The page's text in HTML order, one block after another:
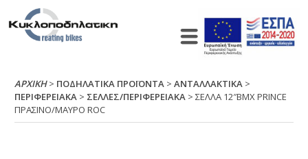
ΑΡΧΙΚΉ> ΠΟΔΗΛΑΤΙΚΑ ΠΡΟΪΟΝΤΑ >ΑΝΤΑΛΛΑΚΤΙΚΑ >
ΠΕΡΙΦΕΡΕΙΑΚΑ > ΣΕΛΛΕΣ/ΠΕΡΙΦΕΡΕΙΑΚΑ > ΣΕΛΛΑ 12″ΒΜΧ ΡRΙΝCΕ
ΠΡΑΣΙΝΟ/ΜΑΥΡΟ RΟC